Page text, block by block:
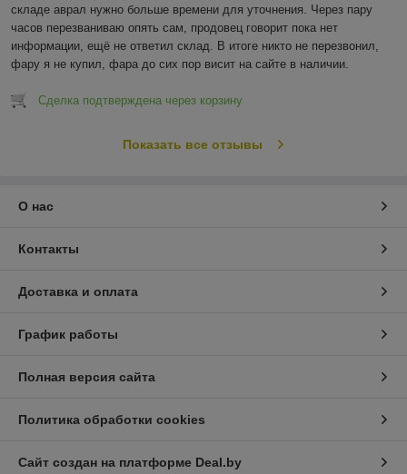
складе аврал нужно больше времени для уточнения. Через пару
часов перезваниваю опять сам, продовец говорит пока нет
информации, ещё не ответил склад. В итоге никто не перезвонил,
фару я не купил, фара до сих пор висит на сайте в наличии.
Сделка подтверждена через корзину
Показать все отзывы
О нас
Контакты
Доставка и оплата
График работы
Полная версия сайта
Политика обработки cookies
Сайт создан на платформе Deal.by